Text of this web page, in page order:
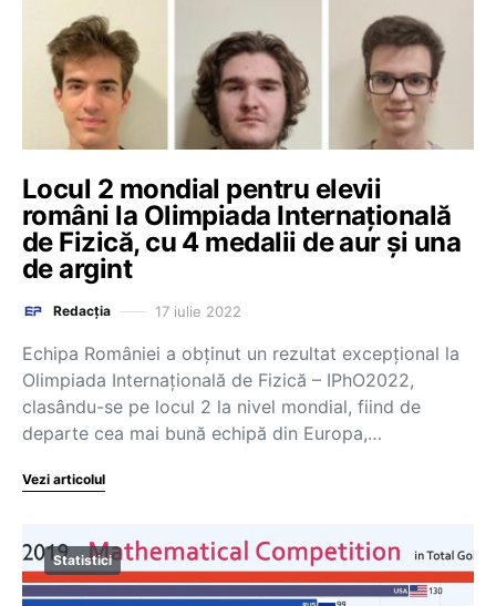
Locul 2 mondial pentru elevii
români la Olimpiada Internațională
de Fizică, cu 4 medalii de aur și una
de argint
Redacția 17 iulie 2022
Echipa României a obținut un rezultat excepțional la
Olimpiada Internațională de Fizică – IPhO2022,
clasându-se pe locul 2 la nivel mondial, fiind de
departe cea mai bună echipă din Europa,…
Vezi articolul
Statistici